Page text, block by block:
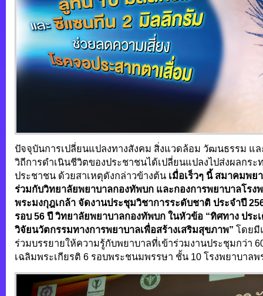
ปัจจุบันการเปลี่ยนแปลงทางสังคม สิ่งแวดล้อม วัฒนธรรม แล
วิถีการดำเนินชีวิตของประชาชนได้เปลี่ยนแปลงไปส่งผลกร
ประชาชน ด้วยสาเหตุดังกล่าวข้างต้น เมื่อเร็วๆ นี้ สมาคมพย
ร่วมกับวิทยาลัยพยาบาลกองทัพบก และกองการพยาบาลโรง
พระมงกุฎเกล้า จัดงานประชุมวิชาการระดับชาติ ประจำปี
รอบ 56 ปี วิทยาลัยพยาบาลกองทัพบก ในหัวข้อ “ทิศทาง ประ
วิจัยนวัตกรรมทางการพยาบาลเพื่อสร้างเสริมสุขภาพ” โดยมี
ร่วมบรรยายให้ความรู้กับพยาบาลที่เข้าร่วมงานประชุมกว่า
เฉลิมพระเกียรติ 6 รอบพระชนมพรรษา ชั้น 10 โรงพยาบาลพ